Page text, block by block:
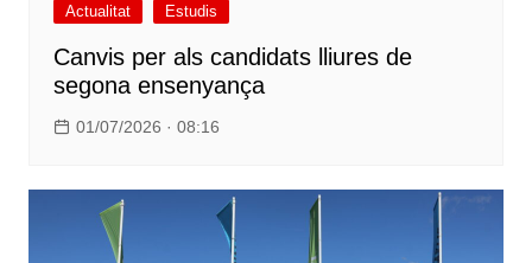
Actualitat Estudis
Canvis per als candidats lliures de
segona ensenyança
01/07/2026 · 08:16